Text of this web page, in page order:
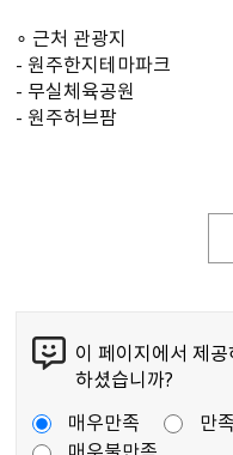
∘ 근처 관광지
- 원주한지테마파크
- 무실체육공원
- 원주허브팜
이 페이지에서 제
하셨습니까?
매우만족
만족